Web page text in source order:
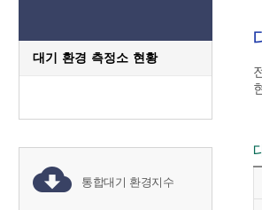
대기 환경 측정소 현황
통합대기 환경지수